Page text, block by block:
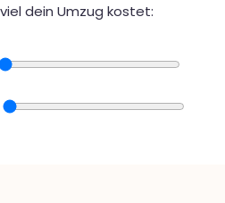
dein Umzug kostet: